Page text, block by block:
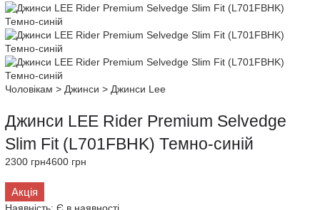
Чоловікам >Джинси >Джинси Lee
Джинси LEE Rider Premium Selvedge
Slim Fit (L701FBHK) Темно-синій
2300 грн4600 грн
Акція